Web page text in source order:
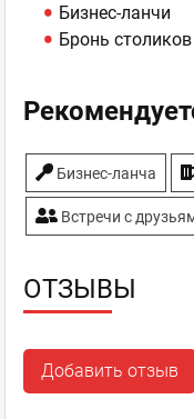
Бизнес-ланчи
Бронь столиков
Бизнес-ланча
Встречи с
ОТЗЫВЫ
Добавить отзыв